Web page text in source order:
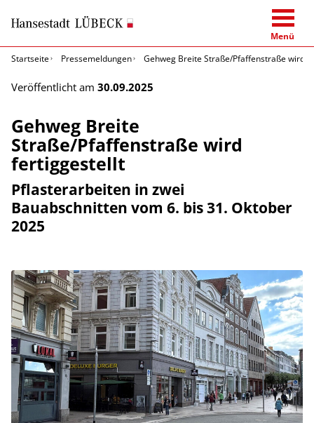
Menü
Startseite
Pressemeldungen Gehweg Breite Straße/Pfaffenstraße wird
Veröffentlicht am 30.09.2025
Gehweg Breite
Straße/Pfaffenstraße wird
fertiggestellt
Pflasterarbeiten in zwei
Bauabschnitten vom 6. bis 31. Oktober
2025